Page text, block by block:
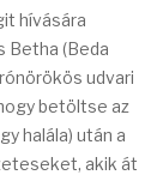
hívására
Betha (Beda
udvari
betöltse az
halála) után a
akik át